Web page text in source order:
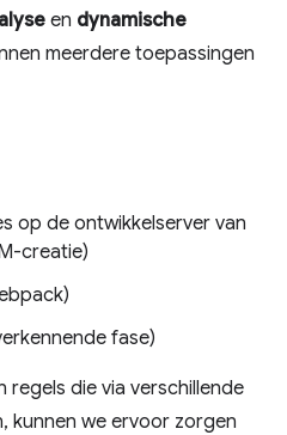
en dynamische
meerdere toepassingen
op de ontwikkelserver van
creatie)
fase)
regels die via verschillende
kunnen we ervoor zorgen